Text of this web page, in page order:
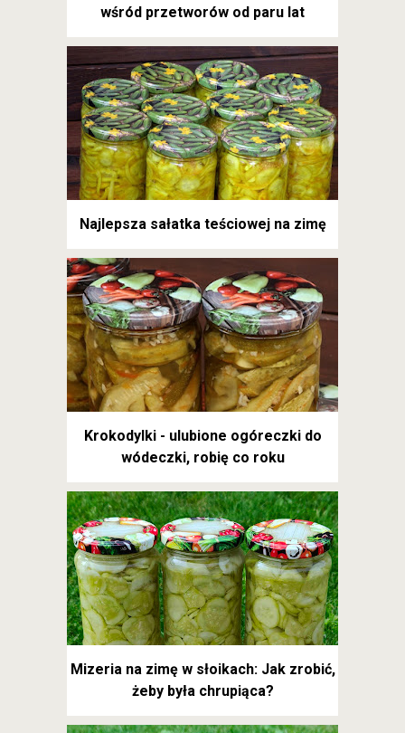
wśród przetworów od paru lat
Najlepsza sałatka teściowej na zimę
Krokodylki - ulubione ogóreczki do
wódeczki, robię co roku
Mizeria na zimę w słoikach: Jak zrobić,
żeby była chrupiąca?